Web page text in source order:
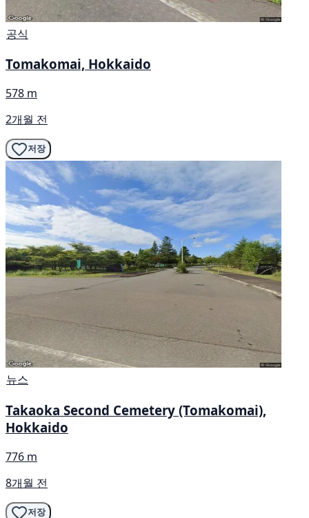
공식
Tomakomai, Hokkaido
578 m
2개월 전
저장
뉴스
Takaoka Second Cemetery (Tomakomai),
Hokkaido
776 m
8개월 전
저장